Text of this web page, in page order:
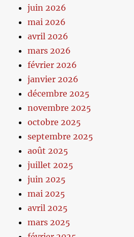
juin 2026
mai 2026
avril 2026
mars 2026
février 2026
janvier 2026
décembre 2025
novembre 2025
octobre 2025
septembre 2025
août 2025
juillet 2025
juin 2025
mai 2025
avril 2025
mars 2025